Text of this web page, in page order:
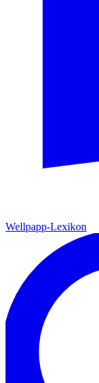
Wellpapp-Lexikon